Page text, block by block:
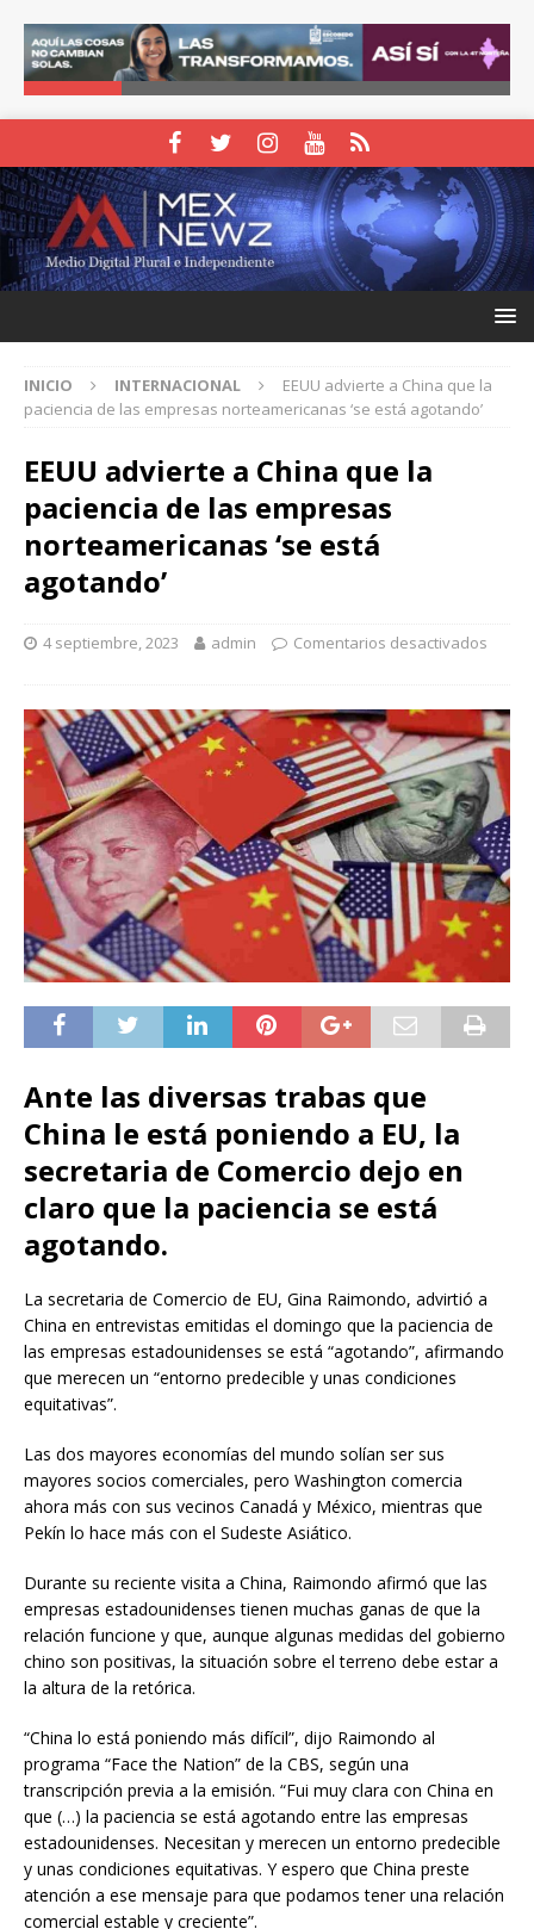
INICIO INTERNACIONAL
EEUU advierte a China que la
paciencia de las empresas norteamericanas ‘se está agotando’
EEUU advierte a China que la
paciencia de las empresas
norteamericanas ‘se está
agotando’
4 septiembre, 2023 admin Comentarios desactivados
Ante las diversas trabas que
China le está poniendo a EU, la
secretaria de Comercio dejo en
claro que la paciencia se está
agotando.
La secretaria de Comercio de EU, Gina Raimondo, advirtió a
China en entrevistas emitidas el domingo que la paciencia de
las empresas estadounidenses se está “agotando”, afirmando
que merecen un “entorno predecible y unas condiciones
equitativas”.
Las dos mayores economías del mundo solían ser sus
mayores socios comerciales, pero Washington comercia
ahora más con sus vecinos Canadá y México, mientras que
Pekín lo hace más con el Sudeste Asiático.
Durante su reciente visita a China, Raimondo afirmó que las
empresas estadounidenses tienen muchas ganas de que la
relación funcione y que, aunque algunas medidas del gobierno
chino son positivas, la situación sobre el terreno debe estar a
la altura de la retórica.
“China lo está poniendo más difícil”, dijo Raimondo al
programa “Face the Nation” de la CBS, según una
transcripción previa a la emisión. “Fui muy clara con China en
que (…) la paciencia se está agotando entre las empresas
estadounidenses. Necesitan y merecen un entorno predecible
y unas condiciones equitativas. Y espero que China preste
atención a ese mensaje para que podamos tener una relación
comercial estable y creciente”.